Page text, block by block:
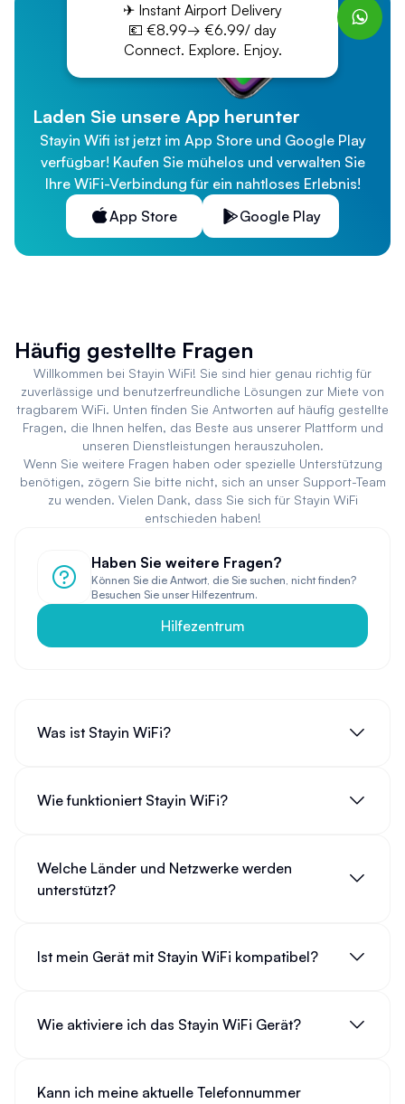
Laden Sie unsere App herunter
Stayin Wifi ist jetzt im App Store und Google Play
verfügbar! Kaufen Sie mühelos und verwalten Sie
Ihre WiFi-Verbindung für ein nahtloses Erlebnis!
App Store
Google Play
Häufig gestellte Fragen
Willkommen bei Stayin WiFi! Sie sind hier genau richtig für
zuverlässige und benutzerfreundliche Lösungen zur Miete von
tragbarem WiFi. Unten finden Sie Antworten auf häufig gestellte
Fragen, die Ihnen helfen, das Beste aus unserer Plattform und
unseren Dienstleistungen herauszuholen.
Wenn Sie weitere Fragen haben oder spezielle Unterstützung
benötigen, zögern Sie bitte nicht, sich an unser Support-Team
zu wenden. Vielen Dank, dass Sie sich für Stayin WiFi
entschieden haben!
Haben Sie weitere Fragen?
Können Sie die Antwort, die Sie suchen, nicht finden?
Besuchen Sie unser Hilfezentrum.
Hilfezentrum
Was ist Stayin WiFi?
Wie funktioniert Stayin WiFi?
Welche Länder und Netzwerke werden
unterstützt?
Ist mein Gerät mit Stayin WiFi kompatibel?
Wie aktiviere ich das Stayin WiFi Gerät?
Kann ich meine aktuelle Telefonnummer
✈ Instant Airport Delivery
💶 €8.99→ €6.99/ day
Connect. Explore. Enjoy.